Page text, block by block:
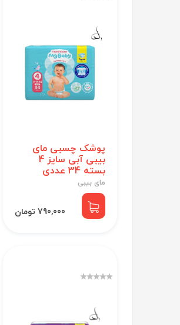
پوشک چسبی مای
بیبی آبی سایز 4
بسته 34 عددی
مای بیبی
790,000 تومان